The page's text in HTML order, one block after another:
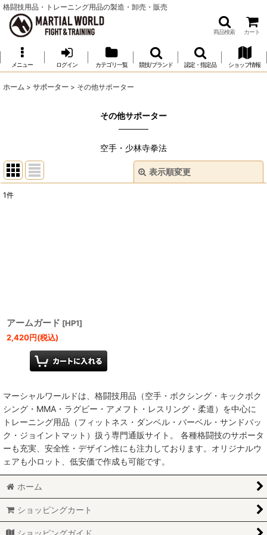
格闘技用品・トレーニング用品の製造・卸売・販売
商品検索 カート
メニュー ログイン カテゴリ一覧 競技/ブランド 認定・指定品 ショップ情報
ホーム > サポーター > その他サポーター
その他サポーター
空手・少林寺拳法
表示順変更
1件
アームガード [HP1]
2,420円(税込)
マーシャルワールドは、格闘技用品（空手・ボクシング・キックボク
シング・MMA・ラグビー・アメフト・レスリング・柔道）を中心に
トレーニング用品（フィットネス・ダンベル・バーベル・サンドバッ
ク・ジョイントマット）扱う専門通販サイト。 各種格闘技のサポータ
ーも充実、安全性・デザイン性にも注力しております。オリジナルウ
ェアも小ロット、低安価で作成も可能です。
ホーム
ショッピングカート
ショッピングガイド